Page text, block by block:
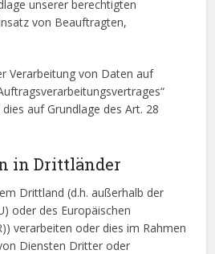
unserer berechtigten
von Beauftragten,
Verarbeitung von Daten auf
auf Grundlage des Art. 28
in Drittländer
Drittland (d.h. außerhalb der
oder des Europäischen
verarbeiten oder dies im Rahmen
Diensten Dritter oder